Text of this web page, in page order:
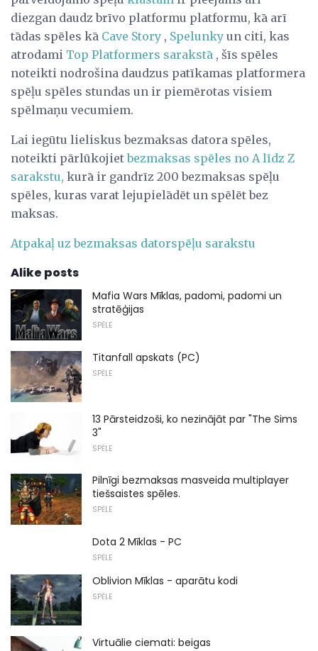
diezgan daudz brīvo platformu platformu, kā arī
tādas spēles kā Cave Story , Spelunky un citi, kas
atrodami Top Platformers sarakstā , šīs spēles
noteikti nodrošina daudzus patīkamas platformera
spēļu spēles stundas un ir piemērotas visiem
spēlmaņu vecumiem.
Lai iegūtu lieliskus bezmaksas datora spēles,
noteikti pārlūkojietbezmaksas spēles no A līdz Z
sarakstu, kurā ir gandrīz 200 bezmaksas spēļu
spēles, kuras varat lejupielādēt un spēlēt bez
maksas.
Atpakaļ uz bezmaksas datorspēļu sarakstu
Alike posts
Mafia Wars Mīklas, padomi, padomi un
stratēģijas
SPĒLE
Titanfall apskats (PC)
SPĒLE
13 Pārsteidzoši, ko nezinājāt par "The Sims
3"
SPĒLE
Pilnīgi bezmaksas masveida multiplayer
tiešsaistes spēles.
SPĒLE
Dota 2 Mīklas - PC
SPĒLE
Oblivion Mīklas - aparātu kodi
SPĒLE
Virtuālie ciemati: beigas